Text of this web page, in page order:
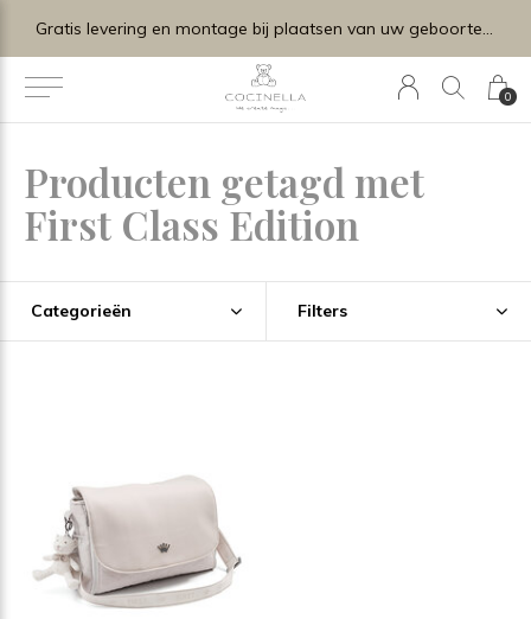
0
Gratis levering en montage bij plaatsen van uw geboortelijstje.
Producten getagd met
First Class Edition
Categorieën Filters